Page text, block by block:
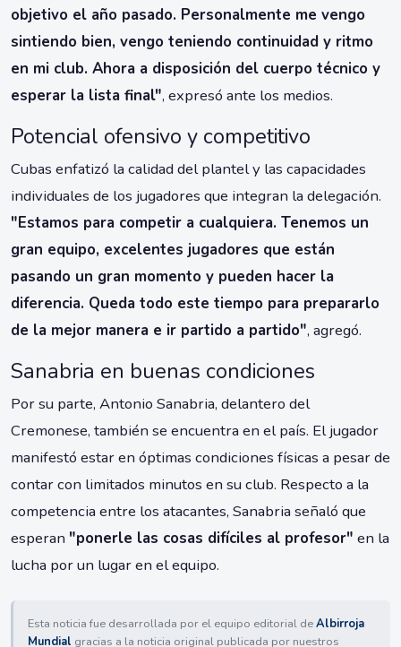
objetivo el año pasado. Personalmente me vengo
sintiendo bien, vengo teniendo continuidad y ritmo
en mi club. Ahora a disposición del cuerpo técnico y
esperar la lista final", expresó ante los medios.
Potencial ofensivo y competitivo
Cubas enfatizó la calidad del plantel y las capacidades
individuales de los jugadores que integran la delegación.
"Estamos para competir a cualquiera. Tenemos un
gran equipo, excelentes jugadores que están
pasando un gran momento y pueden hacer la
diferencia. Queda todo este tiempo para prepararlo
de la mejor manera e ir partido a partido", agregó.
Sanabria en buenas condiciones
Por su parte, Antonio Sanabria, delantero del
Cremonese, también se encuentra en el país. El jugador
manifestó estar en óptimas condiciones físicas a pesar de
contar con limitados minutos en su club. Respecto a la
competencia entre los atacantes, Sanabria señaló que
esperan "ponerle las cosas difíciles al profesor" en la
lucha por un lugar en el equipo.
Esta noticia fue desarrollada por el equipo editorial deAlbirroja
Mundial gracias a la noticia original publicada por nuestros